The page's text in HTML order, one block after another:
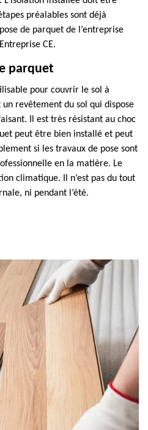
préalables sont déjà
de parquet de l’entreprise
CE.
parquet
pour couvrir le sol à
un revêtement du sol qui dispose
Il est très résistant au choc
peut être bien installé et peut
si les travaux de pose sont
en la matière. Le
climatique. Il n’est pas du tout
ni pendant l’été.